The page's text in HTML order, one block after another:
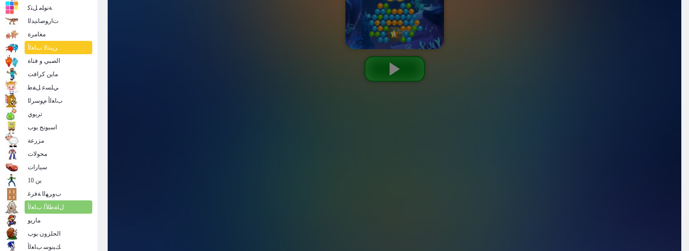
ﺔﻧﻮﻠﻣ ﻞﺘﻛ
ﺕﺍﺭﻮﺻﺎﻨﻳﺪﻟﺍ
مغامرة
ﻦﻴﻨﺛﻻ ﺏﺎﻌﻟﺃ
الصبي و فتاة
ماين كرافت
ﻲﻠﺴﻋ ﻞﻔﻃ
ﺏﺎﻌﻟﺃ ﻡﻮﺳﺮﻟﺍ
تربوي
اسبونج بوب
مزرعة
محولات
سيارات
بن 10
ﺏﻭﺮﻬﻟﺍ ﺔﻓﺮﻏ
ﻝﺎﻔﻃﻸ ﻟ ﺏﺎﻌﻟﺃ
ماريو
الحلزون بوب
ﻚﻴﻧﻮﺳ ﺏﺎﻌﻟﺃ